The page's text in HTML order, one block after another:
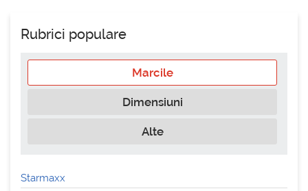
Rubrici populare
Marcile
Dimensiuni
Alte
Starmaxx